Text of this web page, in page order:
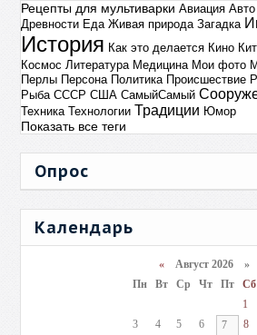
Рецепты для мультиварки Авиация Авто
Древности Еда Живая природа Загадка
История Как это делается Кино
Космос Литература Медицина Мои фото
Перлы Персона Политика Происшествие
Рыба СССР США СамыйСамый
Техника Технологии Традиции Юмор
Показать все теги
Опрос
Календарь
«Август 2026 »
Пн
Вт Ср Чт Пт Сб
1
3
4 5 6 7 8